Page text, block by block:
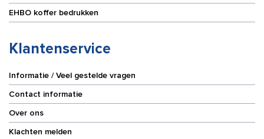
EHBO koffer bedrukken
Klantenservice
Informatie / Veel gestelde vragen
Contact informatie
Over ons
Klachten melden